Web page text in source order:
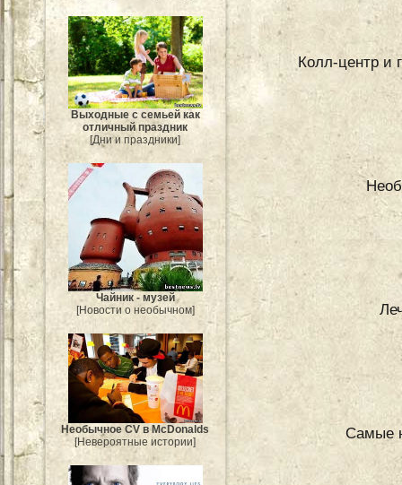
Выходные с семьей как
отличный праздник
[Дни и праздники]
Чайник - музей
[Новости о необычном]
Необычное CV в McDonalds
[Невероятные истории]
Колл-центр и
Самые